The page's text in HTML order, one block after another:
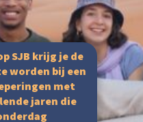
SJB krijg je de
worden bij een
met
jaren die